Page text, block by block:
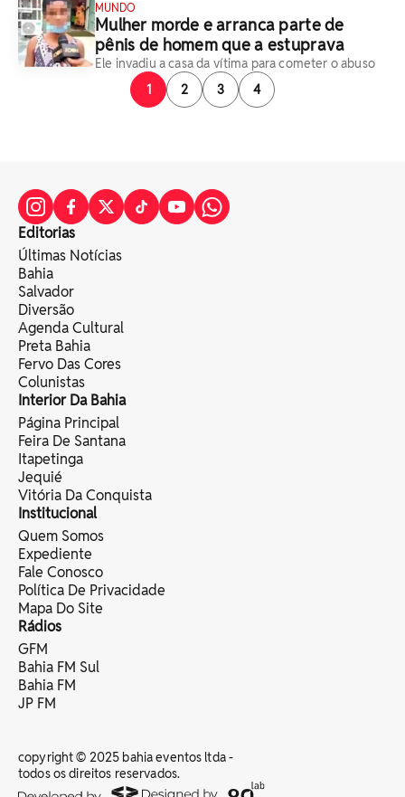
MUNDO
Mulher morde e arranca parte de
pênis de homem que a estuprava
Ele invadiu a casa da vítima para cometer o abuso
1
2 3 4
Editorias
Últimas Notícias
Bahia
Salvador
Diversão
Agenda Cultural
Preta Bahia
Fervo Das Cores
Colunistas
Interior Da Bahia
Página Principal
Feira De Santana
Itapetinga
Jequié
Vitória Da Conquista
Institucional
Quem Somos
Expediente
Fale Conosco
Política De Privacidade
Mapa Do Site
Rádios
GFM
Bahia FM Sul
Bahia FM
JP FM
copyright © 2025 bahia eventos ltda -
todos os direitos reservados.